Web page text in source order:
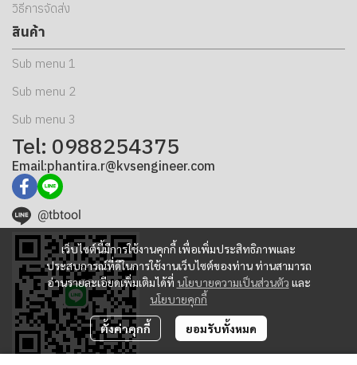
เว็บไซต์นี้มีการใช้งานคุกกี้ เพื่อเพิ่มประสิทธิภาพและ
ประสบการณ์ที่ดีในการใช้งานเว็บไซต์ของท่าน ท่านสามารถ
อ่านรายละเอียดเพิ่มเติมได้ที่ นโยบายความเป็นส่วนตัว และ
นโยบายคุกกี้
ตั้งค่าคุกกี้ ยอมรับทั้งหมด
วิธีการจัดส่ง
สินค้า
Sub menu 1
Sub menu 2
Sub menu 3
Tel: 0988254375
Email:phantira.r@kvsengineer.com
@tbtool